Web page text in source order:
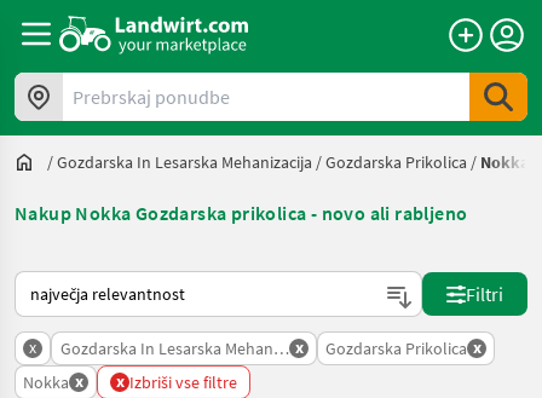
Prebrskaj ponudbe
/Gozdarska In Lesarska Mehanizacija /Gozdarska Prikolica / Nokka
Nakup Nokka Gozdarska prikolica - novo ali rabljeno
Tako je razvrščeno na Landwirt.com
Filtri
x Gozdarska In Lesarska Mehanizacija
x Gozdarska Prikolica x
Nokka x x Izbriši vse filtre